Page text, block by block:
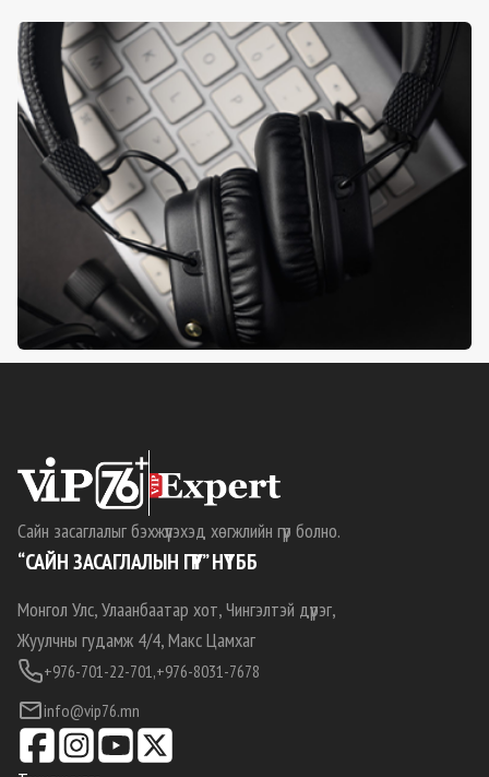
Сайн засаглалыг бэхжүүлэхэд хөгжлийн гүүр болно.
“САЙН ЗАСАГЛАЛЫН ГҮҮР” НҮТББ
Монгол Улс, Улаанбаатар хот, Чингэлтэй дүүрэг,
Жуулчны гудамж 4/4, Макс Цамхаг
+976-701-22-701,+976-8031-7678
info@vip76.mn